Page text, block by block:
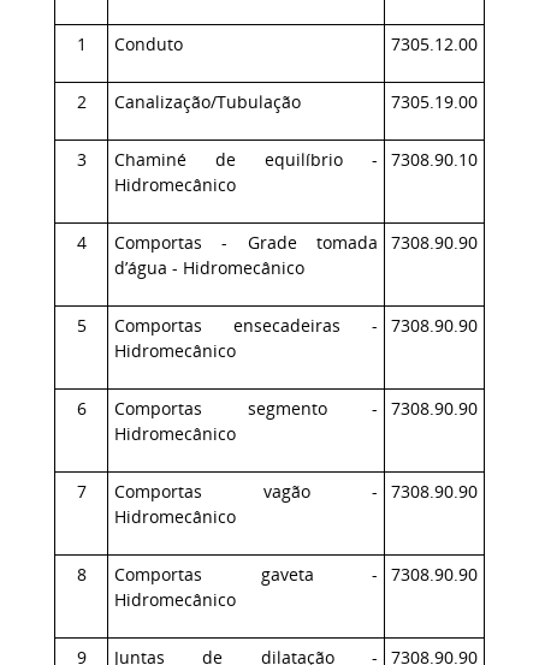
1 Conduto 7305.12.00
2 Canalização/Tubulação 7305.19.00
3
Chaminé de equilíbrio -
Hidromecânico
7308.90.10
4
Comportas - Grade tomada
d’água - Hidromecânico
7308.90.90
5
Comportas ensecadeiras -
Hidromecânico
7308.90.90
6
Comportas segmento -
Hidromecânico
7308.90.90
7
Comportas vagão -
Hidromecânico
7308.90.90
8
Comportas gaveta -
Hidromecânico
7308.90.90
9 Juntas de dilatação - 7308.90.90